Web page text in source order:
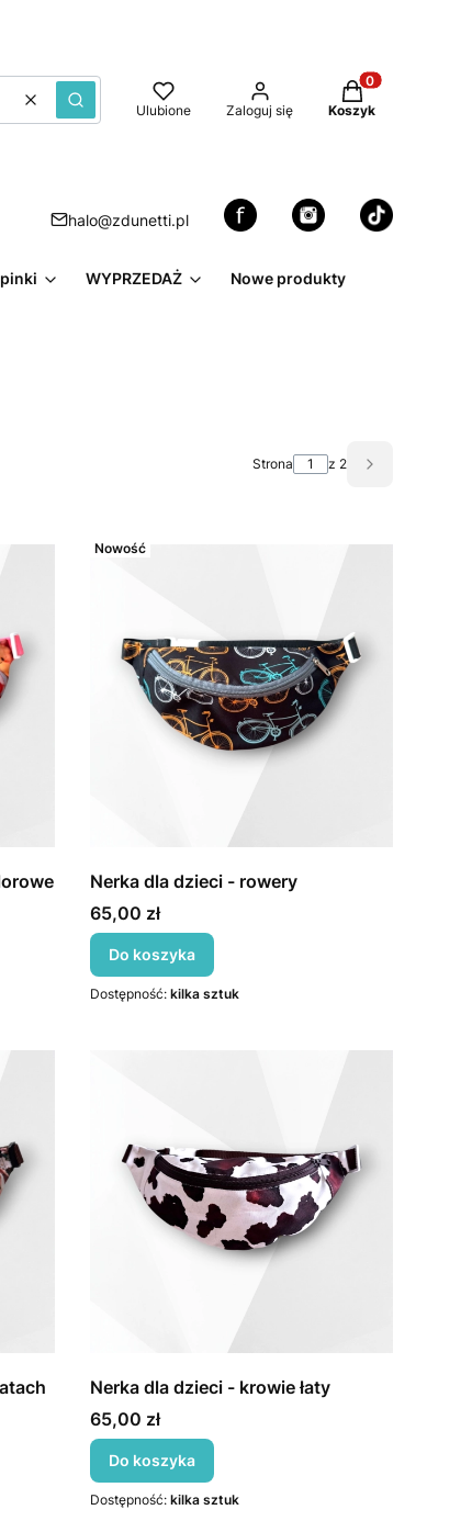
WyczyśćSzukaj Ulubione Zaloguj się
Produkty w
Koszyk
halo@zdunetti.pl
WYPRZEDAŻ Nowe produkty
Strona z 2 Następne
Nowość
Nerka dla dzieci - rowery
Cena
65,00 zł
Do koszyka
Dostępność: kilka sztuk
Nerka dla dzieci - krowie łaty
Cena
65,00 zł
Do koszyka
Dostępność: kilka sztuk